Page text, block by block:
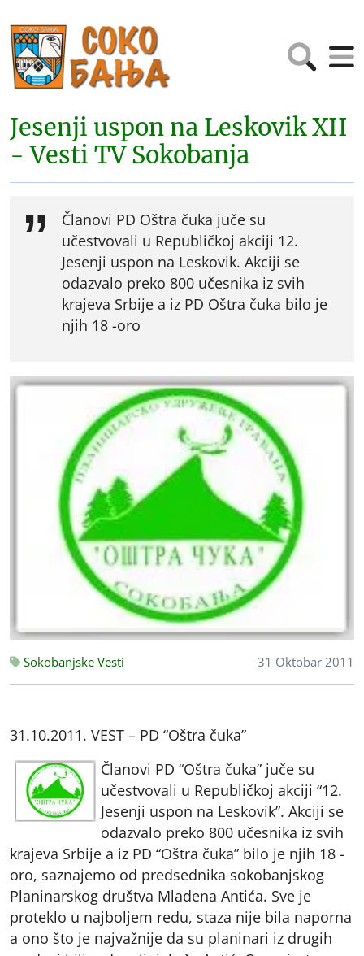
Jesenji uspon na Leskovik XII
- Vesti TV Sokobanja
Članovi PD Oštra čuka juče su
učestvovali u Republičkoj akciji 12.
Jesenji uspon na Leskovik. Akciji se
odazvalo preko 800 učesnika iz svih
krajeva Srbije a iz PD Oštra čuka bilo je
njih 18 -oro
Sokobanjske Vesti 31 Oktobar 2011
31.10.2011. VEST – PD “Oštra čuka”
Članovi PD “Oštra čuka” juče su
učestvovali u Republičkoj akciji “12.
Jesenji uspon na Leskovik”. Akciji se
odazvalo preko 800 učesnika iz svih
krajeva Srbije a iz PD “Oštra čuka” bilo je njih 18 -
oro, saznajemo od predsednika sokobanjskog
Planinarskog društva Mladena Antića. Sve je
proteklo u najboljem redu, staza nije bila naporna
a ono što je najvažnije da su planinari iz drugih